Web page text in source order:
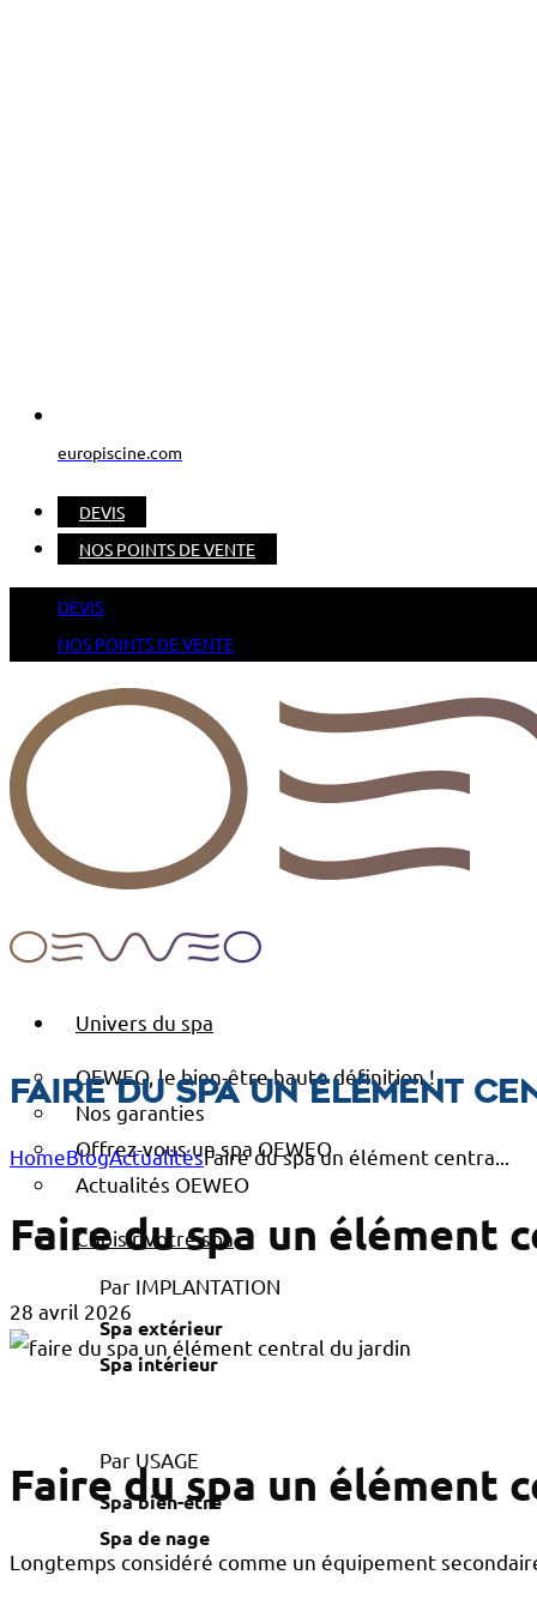
europiscine.com
DEVIS
NOS POINTS DE VENTE
DEVIS
NOS POINTS DE VENTE
Univers du spa
OEWEO, le bien-être haute définition !
Nos garanties
Offrez-vous un spa OEWEO
Actualités OEWEO
Choisir votre spa
Par IMPLANTATION
Spa extérieur
Spa intérieur
Par USAGE
Spa bien-être
Spa de nage
Faire du spa un élément
HomeBlogActualitésFaire du spa un élément centra...
Faire du spa un élément
28 avril 2026
Faire du spa un élément
Longtemps considéré comme un équipement